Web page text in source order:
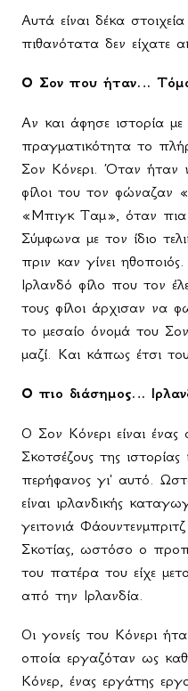
Αυτά είναι δέκα
πιθανότατα δεν είχατε
Ο Σον που ήταν…
Αν και άφησε ιστορία
πραγματικότητα το
Σον Κόνερι. Όταν ήταν
φίλοι του τον φώναζαν
«Μπιγκ Ταμ», όταν πια
Σύμφωνα με τον ίδιο
πριν καν γίνει
Ιρλανδό φίλο που τον
τους φίλοι άρχισαν να
το μεσαίο όνομά του
μαζί. Και κάπως έτσι
Ο πιο διάσημος…
Ο Σον Κόνερι είναι
Σκοτσέζους της
περήφανος γι' αυτό.
είναι ιρλανδικής
γειτονιά
Σκοτίας, ωστόσο ο
του πατέρα του είχε
από την Ιρλανδία.
Οι γονείς του Κόνερι
οποία εργαζόταν ως
Κόνερ, ένας εργάτης